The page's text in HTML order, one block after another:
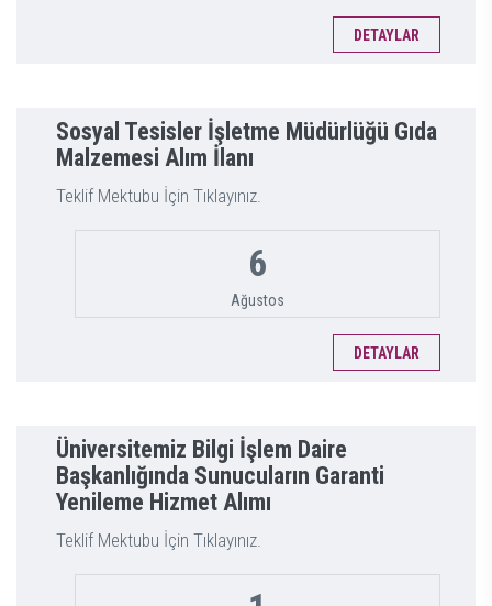
DETAYLAR
Sosyal Tesisler İşletme Müdürlüğü Gıda
Malzemesi Alım İlanı
Teklif Mektubu İçin Tıklayınız.
6
Ağustos
DETAYLAR
Üniversitemiz Bilgi İşlem Daire
Başkanlığında Sunucuların Garanti
Yenileme Hizmet Alımı
Teklif Mektubu İçin Tıklayınız.